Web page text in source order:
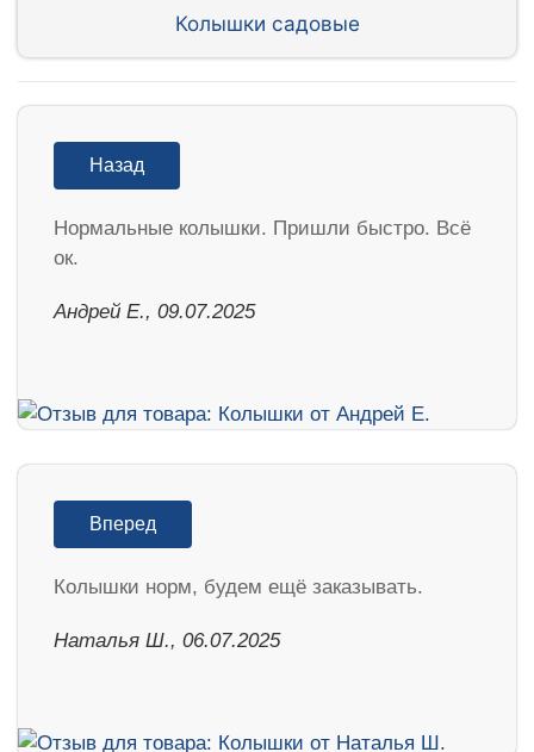
Колышки садовые
Назад
Нормальные колышки. Пришли быстро. Всё
ок.
Андрей Е., 09.07.2025
Вперед
Колышки норм, будем ещё заказывать.
Наталья Ш., 06.07.2025